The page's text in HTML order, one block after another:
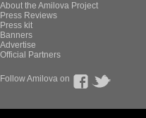
About the Amilova Project
Press Reviews
Press kit
Banners
Advertise
Official Partners
Follow Amilova on